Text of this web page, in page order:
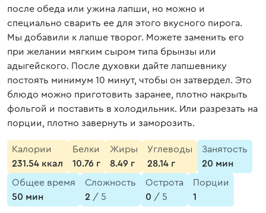
после обеда или ужина лапши, но можно и
специально сварить ее для этого вкусного пирога.
Мы добавили к лапше творог. Можете заменить его
при желании мягким сыром типа брынзы или
адыгейского. После духовки дайте лапшевнику
постоять минимум 10 минут, чтобы он затвердел. Это
блюдо можно приготовить заранее, плотно накрыть
фольгой и поставить в холодильник. Или разрезать на
порции, плотно завернуть и заморозить.
Калории
231.54 ккал
Белки
10.76 г
Жиры
8.49 г
Углеводы
28.14 г
Занятость
20 мин
Общее время
50 мин
Сложность
2 / 5
Острота
0 / 5
Порции
1